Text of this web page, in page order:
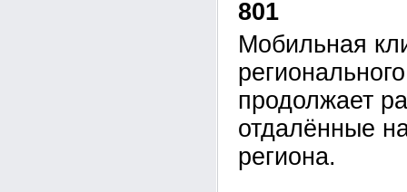
801
Мобильная
продолжает
отдалённые
региона.